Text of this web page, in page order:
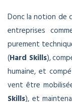
Donc la notion de
entreprises
purement
(Hard Skills),
humaine, et
vent être
Skills), et